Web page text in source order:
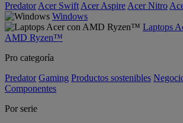
Predator Acer Swift Acer Aspire Acer Nitro
Windows
Laptops
AMD Ryzen™
Pro categoría
Predator Gaming Productos sostenibles
Componentes
Por serie